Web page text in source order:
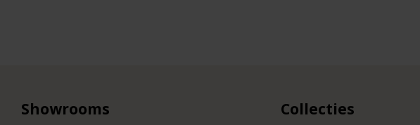
Showrooms Collecties